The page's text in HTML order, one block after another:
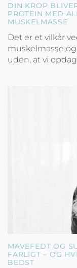
DIN KROP
PROTEIN MED
MUSKELMASSE
Det er et vilkår
muskelmasse
uden, at vi
MAVEFEDT OG
FARLIGT – OG
BEDST